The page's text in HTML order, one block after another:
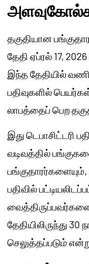
தகுதியான
தேதி ஏப்ரல் 17,
இந்த தேதியில்
பதிவுகளில்
லாபத்தைப் பெற
இது டெபாசிட்டரி
வடிவத்தில்
பதிவில்
தேதியிலிருந்து
செலுத்தப்படும்